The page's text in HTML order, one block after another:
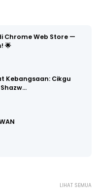
Chrome Web Store —
🌟
Kebangsaan: Cikgu
LIHAT SEMUA